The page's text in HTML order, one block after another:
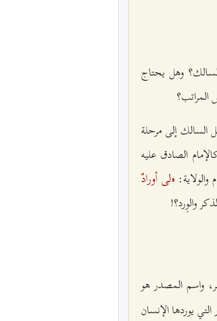
وهل يحتاج
السالك إلى مرحلة
الصادق عليه
«لى أورادٌ
والوِرد؟!
واسم المصدر هو
يوردها الإنسان